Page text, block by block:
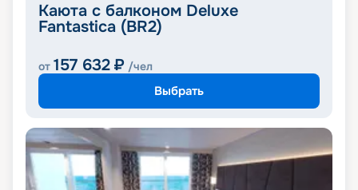
Каюта с балконом Deluxe
Fantastica (BR2)
от 157 632 ₽ /чел
Выбрать